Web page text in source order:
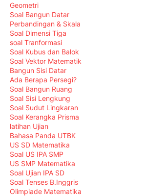
Geometri
Soal Bangun Datar
Perbandingan & Skala
Soal Dimensi Tiga
soal Tranformasi
Soal Kubus dan Balok
Soal Vektor Matematik
Bangun Sisi Datar
Ada Berapa Persegi?
Soal Bangun Ruang
Soal Sisi Lengkung
Soal Sudut Lingkaran
Soal Kerangka Prisma
latihan Ujian
Bahasa Panda UTBK
US SD Matematika
Soal US IPA SMP
US SMP Matematika
Soal Ujian IPA SD
Soal Tenses B.Inggris
Olimpiade Matematika